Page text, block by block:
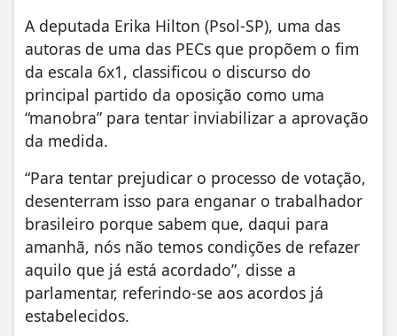
A deputada Erika Hilton (Psol-SP), uma das
autoras de uma das PECs que propõem o fim
da escala 6x1, classificou o discurso do
principal partido da oposição como uma
“manobra” para tentar inviabilizar a aprovação
da medida.
“Para tentar prejudicar o processo de votação,
desenterram isso para enganar o trabalhador
brasileiro porque sabem que, daqui para
amanhã, nós não temos condições de refazer
aquilo que já está acordado”, disse a
parlamentar, referindo-se aos acordos já
estabelecidos.